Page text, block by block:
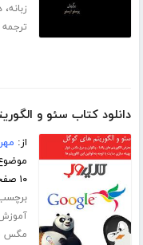
زبانه،
ترجمه
دانلود کتاب سئو و
از:
۱۰ صفحه
مگس